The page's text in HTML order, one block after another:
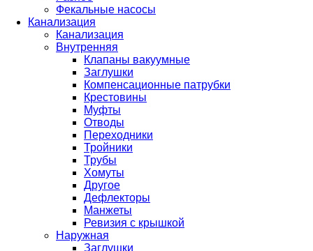
Фекальные насосы
Канализация
Канализация
Внутренняя
Клапаны вакуумные
Заглушки
Компенсационные патрубки
Крестовины
Муфты
Отводы
Переходники
Тройники
Трубы
Хомуты
Другое
Дефлекторы
Манжеты
Ревизия с крышкой
Наружная
Заглушки